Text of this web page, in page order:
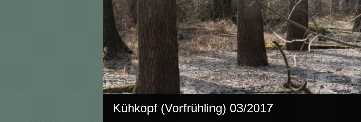
Kühkopf (Vorfrühling) 03/2017